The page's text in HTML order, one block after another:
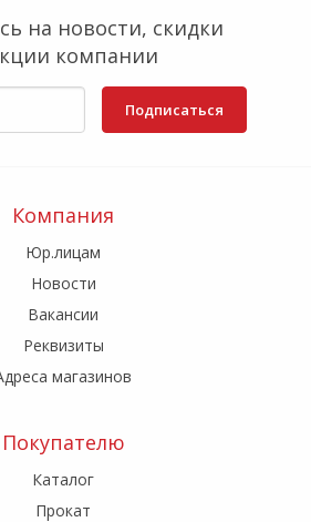
на новости, скидки
компании
Подписаться
Компания
Юр.лицам
Новости
Вакансии
Реквизиты
магазинов
Покупателю
Каталог
Прокат